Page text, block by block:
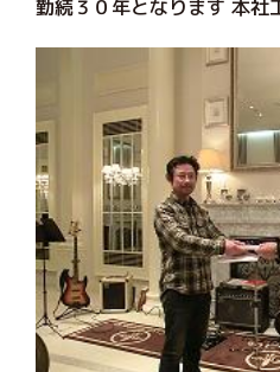
勤続３０年となります 本